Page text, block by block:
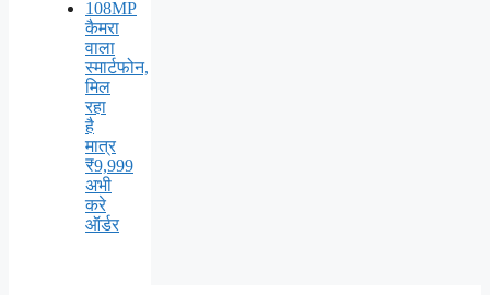
108MP
कैमरा
वाला
स्मार्टफोन,
मिल
रहा
है
मात्र
₹9,999
अभी
करे
ऑर्डर